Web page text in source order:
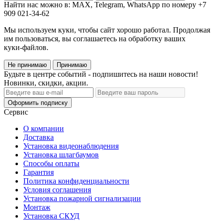
Найти нас можно в: MAX, Telegram, WhatsApp по номеру +7
909 021-34-62
Мы используем куки, чтобы сайт хорошо работал. Продолжая
им пользоваться, вы соглашаетесь на обработку ваших
куки‑файлов.
Не принимаю Принимаю
Будьте в центре событий - подпишитесь на наши новости!
Новинки, скидки, акции.
Оформить подписку
Сервис
О компании
Доставка
Установка видеонаблюдения
Установка шлагбаумов
Способы оплаты
Гарантия
Политика конфиденциальности
Условия соглашения
Установка пожарной сигнализации
Монтаж
Установка СКУД